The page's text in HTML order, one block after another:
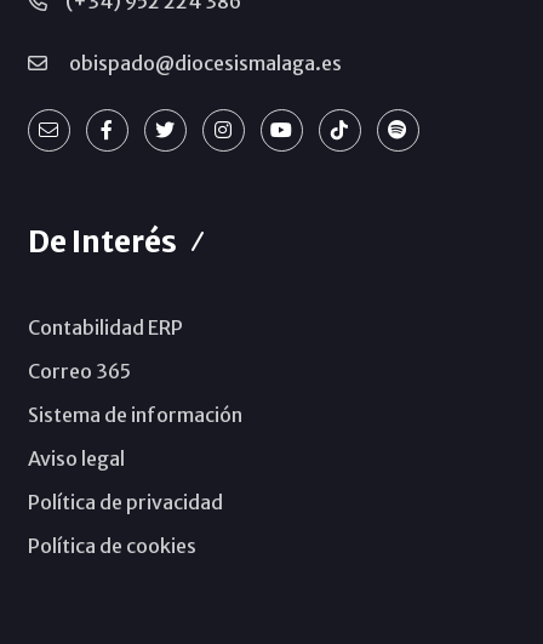
obispado@diocesismalaga.es
De Interés
Contabilidad ERP
Correo 365
Sistema de información
Aviso legal
Política de privacidad
Política de cookies